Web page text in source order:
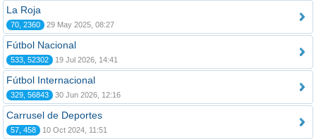
La Roja
70, 2360 29 May 2025, 08:27
Fútbol Nacional
533, 52302 19 Jul 2026, 14:41
Fútbol Internacional
329, 56843 30 Jun 2026, 12:16
Carrusel de Deportes
57, 458 10 Oct 2024, 11:51